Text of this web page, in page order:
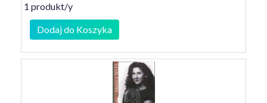
1 produkt/y
Dodaj do Koszyka